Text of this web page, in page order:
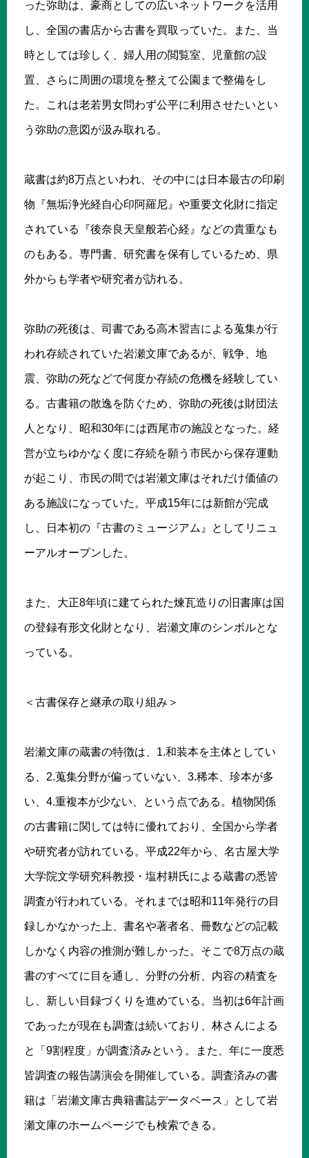
った弥助は、豪商としての広いネットワークを活用
し、全国の書店から古書を買取っていた。また、当
時としては珍しく、婦人用の閲覧室、児童館の設
置、さらに周囲の環境を整えて公園まで整備をし
た。これは老若男女問わず公平に利用させたいとい
う弥助の意図が汲み取れる。
蔵書は約8万点といわれ、その中には日本最古の印刷
物『無垢浄光経自心印阿羅尼』や重要文化財に指定
されている『後奈良天皇般若心経』などの貴重なも
のもある。専門書、研究書を保有しているため、県
外からも学者や研究者が訪れる。
弥助の死後は、司書である高木習吉による蒐集が行
われ存続されていた岩瀬文庫であるが、戦争、地
震、弥助の死などで何度か存続の危機を経験してい
る。古書籍の散逸を防ぐため、弥助の死後は財団法
人となり、昭和30年には西尾市の施設となった。経
営が立ちゆかなく度に存続を願う市民から保存運動
が起こり、市民の間では岩瀬文庫はそれだけ価値の
ある施設になっていた。平成15年には新館が完成
し、日本初の『古書のミュージアム』としてリニュ
ーアルオープンした。
また、大正8年頃に建てられた煉瓦造りの旧書庫は国
の登録有形文化財となり、岩瀬文庫のシンボルとな
っている。
＜古書保存と継承の取り組み＞
岩瀬文庫の蔵書の特徴は、1.和装本を主体としてい
る、2.蒐集分野が偏っていない、3.稀本、珍本が多
い、4.重複本が少ない、という点である。植物関係
の古書籍に関しては特に優れており、全国から学者
や研究者が訪れている。平成22年から、名古屋大学
大学院文学研究科教授・塩村耕氏による蔵書の悉皆
調査が行われている。それまでは昭和11年発行の目
録しかなかった上、書名や著者名、冊数などの記載
しかなく内容の推測が難しかった。そこで8万点の蔵
書のすべてに目を通し、分野の分析、内容の精査を
し、新しい目録づくりを進めている。当初は6年計画
であったが現在も調査は続いており、林さんによる
と「9割程度」が調査済みという。また、年に一度悉
皆調査の報告講演会を開催している。調査済みの書
籍は「岩瀬文庫古典籍書誌データベース」として岩
瀬文庫のホームページでも検索できる。